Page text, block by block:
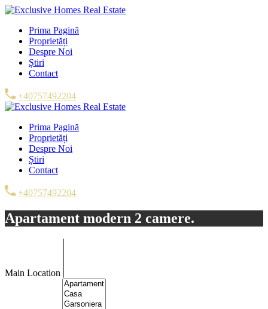
Prima Pagină
Proprietăți
Despre Noi
Știri
Contact
+40757492204
Prima Pagină
Proprietăți
Despre Noi
Știri
Contact
+40757492204
Apartament modern 2 camere.
Main Location